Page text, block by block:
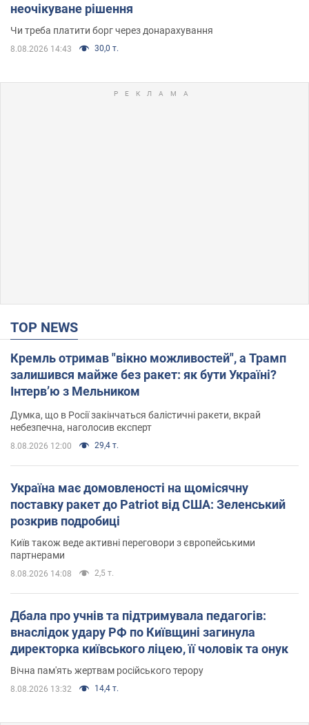
неочікуване рішення
Чи треба платити борг через донарахування
8.08.2026 14:43 30,0 т.
TOP NEWS
Кремль отримав "вікно можливостей", а Трамп
залишився майже без ракет: як бути Україні?
Інтерв’ю з Мельником
Думка, що в Росії закінчаться балістичні ракети, вкрай
небезпечна, наголосив експерт
8.08.2026 12:00 29,4 т.
Україна має домовленості на щомісячну
поставку ракет до Patriot від США: Зеленський
розкрив подробиці
Київ також веде активні переговори з європейськими
партнерами
8.08.2026 14:08 2,5 т.
Дбала про учнів та підтримувала педагогів:
внаслідок удару РФ по Київщині загинула
директорка київського ліцею, її чоловік та онук
Вічна пам'ять жертвам російського терору
8.08.2026 13:32 14,4 т.